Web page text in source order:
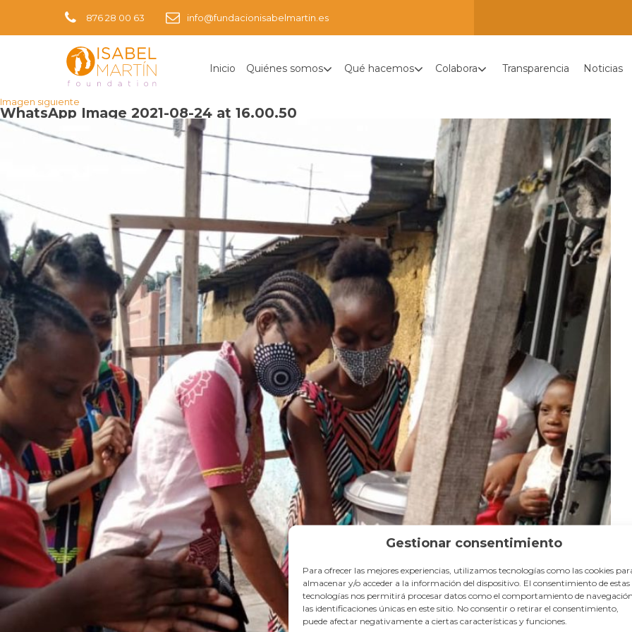
Gestionar consentimiento
Para ofrecer las mejores experiencias, utilizamos tecnologías como las cookies
almacenar y/o acceder a la información del dispositivo. El consentimiento de estas
tecnologías nos permitirá procesar datos como el comportamiento de
las identificaciones únicas en este sitio. No consentir o retirar el consentimiento,
puede afectar negativamente a ciertas características y funciones.
876 28 00 63 info@fundacionisabelmartin.es
Inicio Quiénes somos Qué hacemos Colabora Transparencia Noticias
Imagen siguiente
WhatsApp Image 2021-08-24 at 16.00.50